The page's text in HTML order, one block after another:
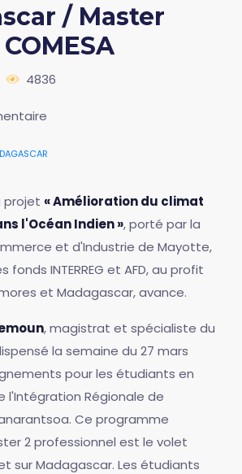
/ Master
4836
projet « Amélioration du climat
l'Océan Indien », porté par la
et d'Industrie de Mayotte,
INTERREG et AFD, au profit
et Madagascar, avance.
, magistrat et spécialiste du
la semaine du 27 mars
pour les étudiants en
l'Intégration Régionale de
Ce programme
2 professionnel est le volet
sur Madagascar. Les étudiants